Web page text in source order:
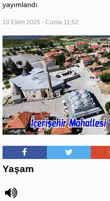
yayımlandı.
10 Ekim 2025 - Cuma 11:52
Yaşam